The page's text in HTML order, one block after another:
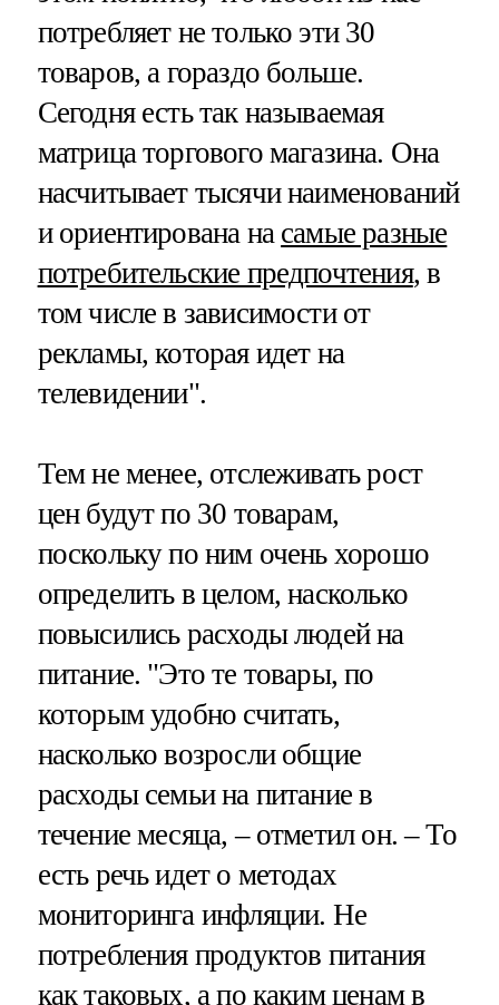
потребляет не только эти 30
товаров, а гораздо больше.
Сегодня есть так называемая
матрица торгового магазина. Она
насчитывает тысячи наименований
и ориентирована на самые разные
потребительские предпочтения, в
том числе в зависимости от
рекламы, которая идет на
телевидении".
Тем не менее, отслеживать рост
цен будут по 30 товарам,
поскольку по ним очень хорошо
определить в целом, насколько
повысились расходы людей на
питание. "Это те товары, по
которым удобно считать,
насколько возросли общие
расходы семьи на питание в
течение месяца, – отметил он. – То
есть речь идет о методах
мониторинга инфляции. Не
потребления продуктов питания
как таковых, а по каким ценам в